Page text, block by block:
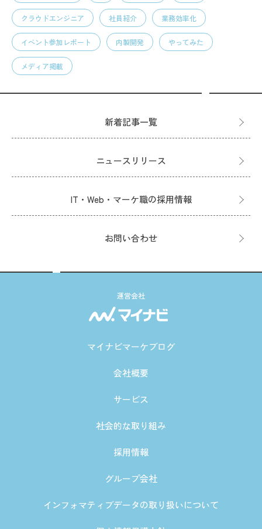
クラウドエンジニア 社員紹介 業務効率化
イベント参加レポート 内製開発 やってみた
メディア掲載
新着記事一覧
ニュースリリース
IT・Web・マーケ職の採用情報
お問い合わせ
運営会社
マイナビマーケブログ
会社概要
サービス
社会的な取り組み
採用情報
グループ会社
インフォマティブデータの取り扱いについて